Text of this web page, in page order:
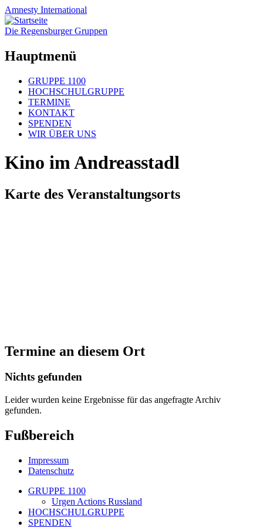
Amnesty International
Die Regensburger Gruppen
Hauptmenü
Zum
Inhalt
springen
GRUPPE 1100
HOCHSCHULGRUPPE
TERMINE
KONTAKT
SPENDEN
WIR ÜBER UNS
Kino im Andreasstadl
Karte des Veranstaltungsorts
Termine an diesem Ort
Nichts gefunden
Leider wurden keine Ergebnisse für das angefragte Archiv
gefunden.
Fußbereich
Impressum
Datenschutz
GRUPPE 1100
Urgen Actions Russland
HOCHSCHULGRUPPE
SPENDEN